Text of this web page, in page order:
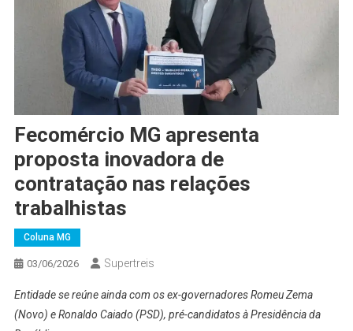
Fecomércio MG apresenta
proposta inovadora de
contratação nas relações
trabalhistas
Coluna MG
03/06/2026 Supertreis
Entidade se reúne ainda com os ex-governadores Romeu Zema
(Novo) e Ronaldo Caiado (PSD), pré-candidatos à Presidência da